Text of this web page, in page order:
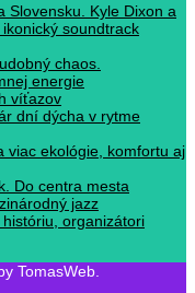
Slovensku. Kyle Dixon a
soundtrack
chaos.
energie
víťazov
dní dýcha v rytme
viac ekológie, komfortu aj
Do centra mesta
jazz
organizátori
TomasWeb.